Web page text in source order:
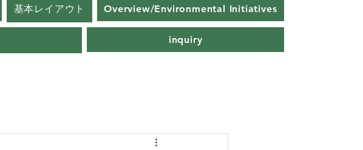
基本レイアウト Overview/Environmental Initiatives
inquiry